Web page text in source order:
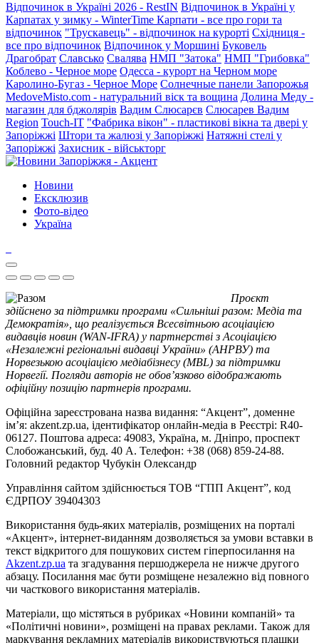
Відпочинок в Україні 2026 - RestIN Відпочинок в Україні у
Карпатах у зимку - WinterTime Карпати - все про гори та
відпочинок "Трускавець" - відпочинок на курорті Східниця -
все про відпочинок Відпочинок у Моршині Буковель
Драгобрат Славсько Свалява НМП "Затока" НМП "Грибовка"
Коблево - Черное море Одесса - курорт на Черном море
Каролино-Бугаз - Черное Море Солнечные панели Запорожья
MedoveMisto.com - натуральний віск та вощина Долина Меду -
магазин для бджолярів Вадим Слюсарєв Слюсарев Вадим
Region Touch-IT "Фабрика вікон" - пластикові вікна та двері у
Запоріжжі Штори та жалюзі у Запоріжжі Натяжні стелі у
Запоріжжі Захисник - військторг
Новини
Ексклюзив
Фото-відео
Україна
Проєкт
здійснено за підтримки програми «Сильніші разом: Медіа та
Демократія», що реалізується Всесвітньою асоціацією
видавців новин (WAN-IFRA) у партнерстві з Асоціацією
«Незалежні регіональні видавці України» (АНРВУ) та
Норвезькою асоціацією медіабізнесу (MBL) за підтримки
Норвегії. Погляди авторів не обов’язково відображають
офіційну позицію партнерів програми.
Офіційна зареєстрована назва видання: “Акцент”, доменне
ім’я: akzent.zp.ua, ідентифікатор онлайн-медіа в Реєстрі: R40-
06127. Поштова адреса: 49083, Україна, м. Дніпро, проспект
Слобожанський, буд. 40 А. Телефон: +38 (068) 859-24-88.
Головний редактор Чубукін Олександр
Управління сайтом здійснюється ТОВ “ГПП Акцент”, код
ЄДРПОУ 39404303
Використання будь-яких матеріалів, розміщених на порталі
«Акцент», інтернет-виданням дозволяється за умови вставки в
текст відкритого для пошукових систем гіперпосилання на
Akzent.zp.ua та згадування першоджерела не нижче другого
абзацу. Посилання має бути розміщене незалежно від повного
чи часткового використання матеріалів.
Матеріали, що містяться в рубриках «Новини компаній» та
«Політичні новини», розміщені на правах реклами. Також для
маркування рекламних матеріалів використвуються плашки